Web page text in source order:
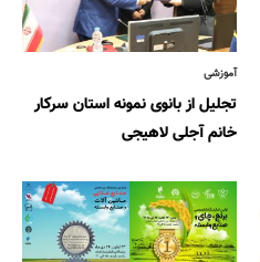
آموزشی
تجلیل از بانوی نمونه استان سرکار
خانم آجلی لاهیجی